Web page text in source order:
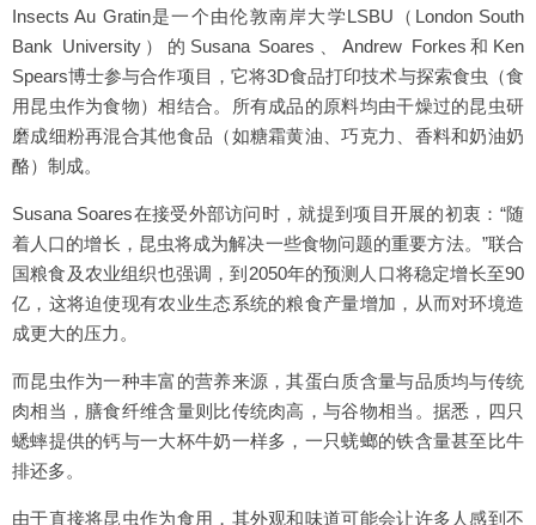
Insects Au Gratin是一个由伦敦南岸大学LSBU（London South
Bank University）的Susana Soares、Andrew Forkes和Ken
Spears博士参与合作项目，它将3D食品打印技术与探索食虫（食
用昆虫作为食物）相结合。所有成品的原料均由干燥过的昆虫研
磨成细粉再混合其他食品（如糖霜黄油、巧克力、香料和奶油奶
酪）制成。
Susana Soares在接受外部访问时，就提到项目开展的初衷：“随
着人口的增长，昆虫将成为解决一些食物问题的重要方法。”联合
国粮食及农业组织也强调，到2050年的预测人口将稳定增长至90
亿，这将迫使现有农业生态系统的粮食产量增加，从而对环境造
成更大的压力。
而昆虫作为一种丰富的营养来源，其蛋白质含量与品质均与传统
肉相当，膳食纤维含量则比传统肉高，与谷物相当。据悉，四只
蟋蟀提供的钙与一大杯牛奶一样多，一只蜣螂的铁含量甚至比牛
排还多。
由于直接将昆虫作为食用，其外观和味道可能会让许多人感到不